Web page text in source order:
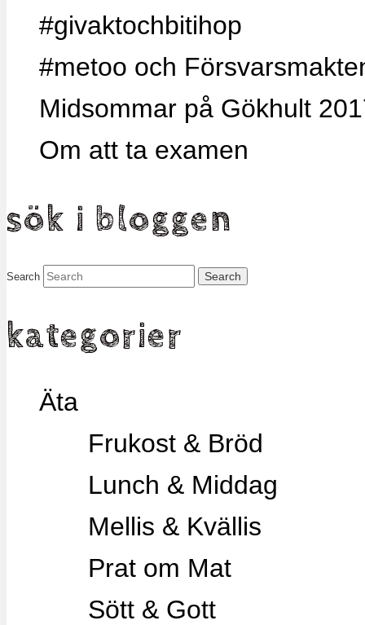
#givaktochbitihop
#metoo och
Midsommar på Gökhult
Om att ta examen
sök i bloggen
Search
kategorier
Äta
Frukost & Bröd
Lunch & Middag
Mellis & Kvällis
Prat om Mat
Sött & Gott